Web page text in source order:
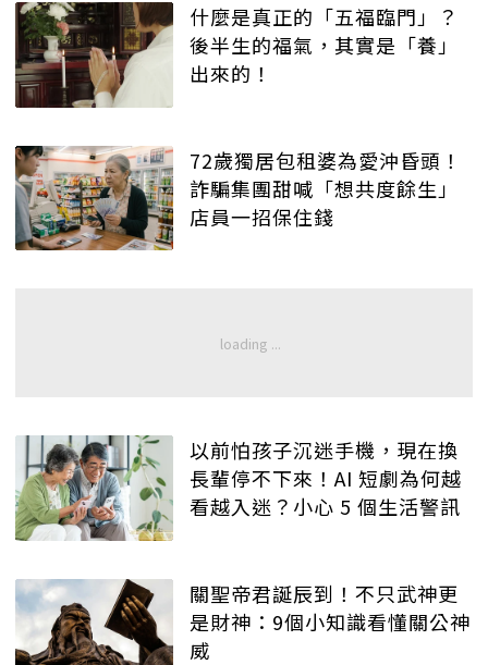
什麼是真正的「五福臨門」？
後半生的福氣，其實是「養」
出來的！
72歲獨居包租婆為愛沖昏頭！
詐騙集團甜喊「想共度餘生」
店員一招保住錢
以前怕孩子沉迷手機，現在換
長輩停不下來！AI 短劇為何越
看越入迷？小心 5 個生活警訊
關聖帝君誕辰到！不只武神更
是財神：9個小知識看懂關公神
威